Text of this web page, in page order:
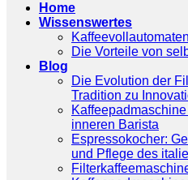
Home
Wissenswertes
Die Vorteile von
Blog
Die Evolution der
Tradition zu
inneren Barista
Espressokocher:
und Pflege des